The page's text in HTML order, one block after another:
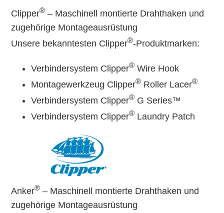
Clipper® – Maschinell montierte Drahthaken und
zugehörige Montageausrüstung
Unsere bekanntesten Clipper®-Produktmarken:
Verbindersystem Clipper® Wire Hook
Montagewerkzeug Clipper® Roller Lacer®
Verbindersystem Clipper® G Series™
Verbindersystem Clipper® Laundry Patch
Anker® – Maschinell montierte Drahthaken und
zugehörige Montageausrüstung